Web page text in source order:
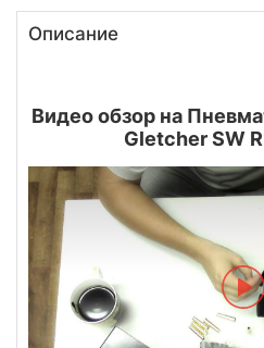
Описание
Видео обзор на
Gletcher SW